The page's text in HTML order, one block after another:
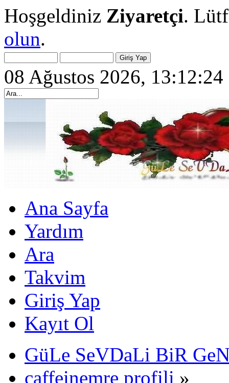
Hoşgeldiniz Ziyaretçi.
olun.
08 Ağustos 2026, 13:12:24
Ana Sayfa
Yardım
Ara
Takvim
Giriş Yap
Kayıt Ol
GüLe SeVDaLi BiR
caffeinemre profili »